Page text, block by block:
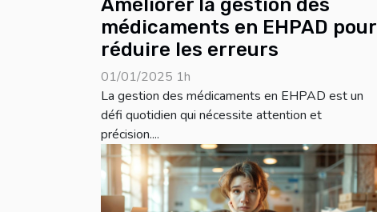
Améliorer la gestion des
médicaments en EHPAD pour
réduire les erreurs
01/01/2025 1h
La gestion des médicaments en EHPAD est un
défi quotidien qui nécessite attention et
précision....